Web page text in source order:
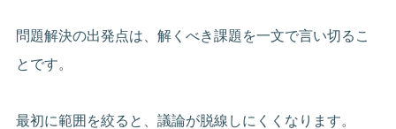
問題解決の出発点は、解くべき課題を一文で言い切るこ
とです。
最初に範囲を絞ると、議論が脱線しにくくなります。